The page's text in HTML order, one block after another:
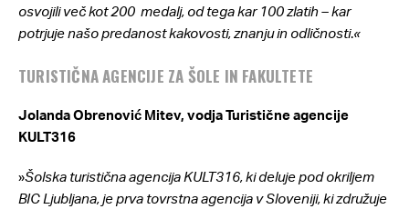
osvojili več kot 200 medalj, od tega kar 100 zlatih – kar
potrjuje našo predanost kakovosti, znanju in odličnosti.«
TURISTIČNA AGENCIJE ZA ŠOLE IN FAKULTETE
Jolanda Obrenović Mitev, vodja Turistične agencije
KULT316
»Šolska turistična agencija KULT316, ki deluje pod okriljem
BIC Ljubljana, je prva tovrstna agencija v Sloveniji, ki združuje